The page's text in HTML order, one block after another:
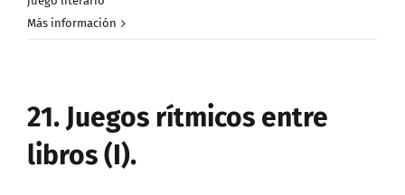
Más información
21. Juegos rítmicos entre
libros (I).